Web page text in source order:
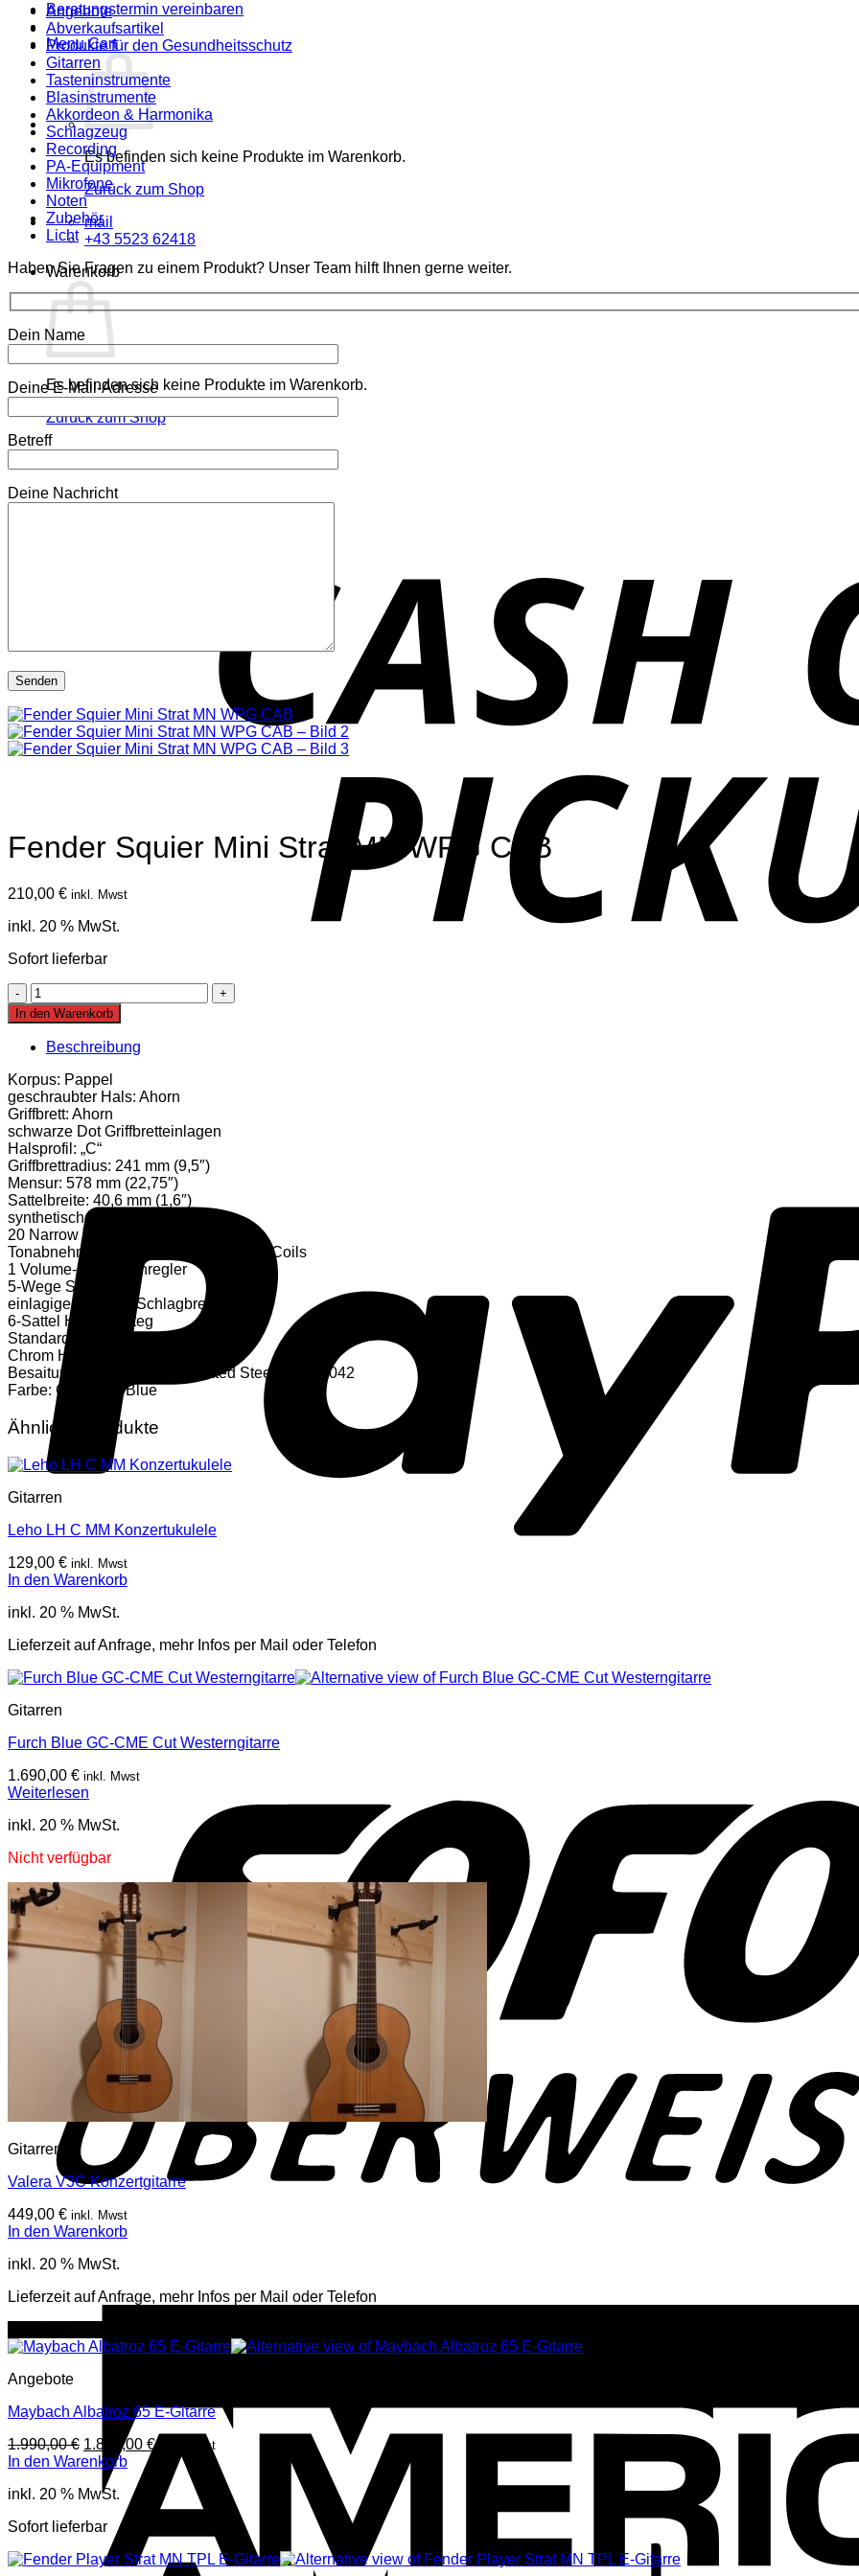
Beratungstermin vereinbaren
Menu Cart
Es befinden sich keine Produkte im Warenkorb.
Zurück zum Shop
mail
+43 5523 62418
Warenkorb
Es befinden sich keine Produkte im Warenkorb.
Zurück zum Shop
Angebote
Abverkaufsartikel
Produkte für den Gesundheitsschutz
Gitarren
Tasteninstrumente
Blasinstrumente
Akkordeon & Harmonika
Schlagzeug
Recording
PA-Equipment
Mikrofone
Noten
Zubehör
Licht
Haben Sie Fragen zu einem Produkt? Unser Team hilft Ihnen gerne weiter.
Dein Name
Deine E-Mail-Adresse
Betreff
Deine Nachricht
Fender Squier Mini Strat MN WPG CAB
210,00 € inkl. Mwst
inkl. 20 % MwSt.
Sofort lieferbar
Fender
Squier
Mini
Strat
WPG
CAB
Menge
In den Warenkorb
Beschreibung
Korpus: Pappel
geschraubter Hals: Ahorn
Griffbrett: Ahorn
schwarze Dot Griffbretteinlagen
Halsprofil: „C“
Griffbrettradius: 241 mm (9,5″)
Mensur: 578 mm (22,75″)
Sattelbreite: 40,6 mm (1,6″)
synthetischer Knochensattel
20 Narrow Tall Bünde
Tonabnehmer: 3 Standard Strat Single Coils
1 Volume- und 1 Tonregler
5-Wege Schalter
einlagiges weißes Schlagbrett
6-Sattel Hardtail Steg
Standard DieCast Mechaniken
Chrom Hardware
Besaitung ab Werk: Nickel Plated Steel .009 – .042
Farbe: California Blue
Ähnliche Produkte
Gitarren
Leho LH C MM Konzertukulele
129,00 € inkl. Mwst
In den Warenkorb
inkl. 20 % MwSt.
Lieferzeit auf Anfrage, mehr Infos per Mail oder Telefon
Gitarren
Furch Blue GC-CME Cut Westerngitarre
1.690,00 € inkl. Mwst
Weiterlesen
inkl. 20 % MwSt.
Nicht verfügbar
Gitarren
Valera V3C Konzertgitarre
449,00 € inkl. Mwst
In den Warenkorb
inkl. 20 % MwSt.
Lieferzeit auf Anfrage, mehr Infos per Mail oder Telefon
Angebote
Maybach Albatroz 65 E-Gitarre
1.990,00€ Ursprünglicher
Preis
war:
1.990,00 €
1.890,00 €Aktueller
Preis
ist:
1.890,00 €.
inkl. Mwst
In den Warenkorb
inkl. 20 % MwSt.
Sofort lieferbar